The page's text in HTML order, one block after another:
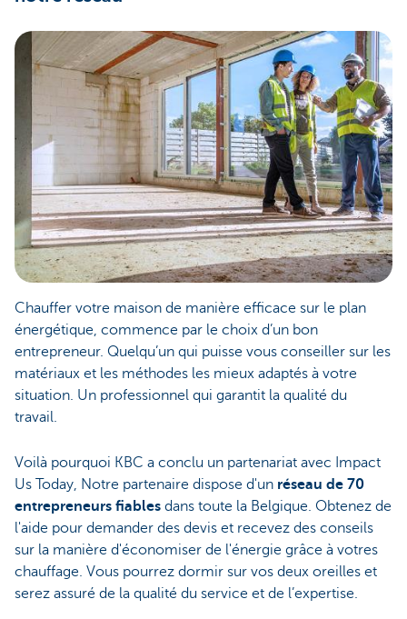
Chauffer votre maison de manière efficace sur le plan
énergétique, commence par le choix d’un bon
entrepreneur. Quelqu’un qui puisse vous conseiller sur les
matériaux et les méthodes les mieux adaptés à votre
situation. Un professionnel qui garantit la qualité du
travail.
Voilà pourquoi KBC a conclu un partenariat avec Impact
Us Today, Notre partenaire dispose d'un réseau de 70
entrepreneurs fiables dans toute la Belgique. Obtenez de
l'aide pour demander des devis et recevez des conseils
sur la manière d'économiser de l'énergie grâce à votres
chauffage. Vous pourrez dormir sur vos deux oreilles et
serez assuré de la qualité du service et de l’expertise.